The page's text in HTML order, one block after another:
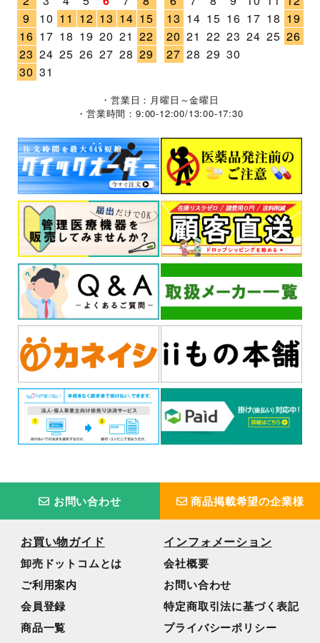
9
10 11 12 13 14 15
16 17 18 19 20 21 22
23 24 25 26 27 28 29
30 31
13 14 15 16 17 18 19
20 21 22 23 24 25 26
27 28 29 30
・営業日：月曜日～金曜日
・営業時間：9:00-12:00/13:00-17:30
お問い合わせ 商品掲載希望の企業様
お買い物ガイド
卸売ドットコムとは
ご利用案内
会員登録
商品一覧
インフォメーション
会社概要
お問い合わせ
特定商取引法に基づく表記
プライバシーポリシー